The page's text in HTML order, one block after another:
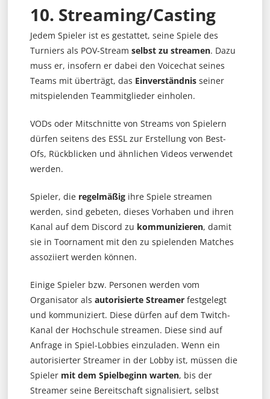
10. Streaming/Casting
Jedem Spieler ist es gestattet, seine Spiele des
Turniers als POV-Stream selbst zu streamen. Dazu
muss er, insofern er dabei den Voicechat seines
Teams mit überträgt, das Einverständnisseiner
mitspielenden Teammitglieder einholen.
VODs oder Mitschnitte von Streams von Spielern
dürfen seitens des ESSL zur Erstellung von Best-
Ofs, Rückblicken und ähnlichen Videos verwendet
werden.
Spieler, die regelmäßigihre Spiele streamen
werden, sind gebeten, dieses Vorhaben und ihren
Kanal auf dem Discord zu kommunizieren, damit
sie in Toornament mit den zu spielenden Matches
assoziiert werden können.
Einige Spieler bzw. Personen werden vom
Organisator als autorisierte Streamerfestgelegt
und kommuniziert. Diese dürfen auf dem Twitch-
Kanal der Hochschule streamen. Diese sind auf
Anfrage in Spiel-Lobbies einzuladen. Wenn ein
autorisierter Streamer in der Lobby ist, müssen die
Spieler mit dem Spielbeginn warten, bis der
Streamer seine Bereitschaft signalisiert, selbst